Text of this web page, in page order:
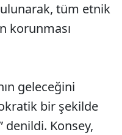
tüm etnik
korunması
geleceğini
bir şekilde
denildi. Konsey,